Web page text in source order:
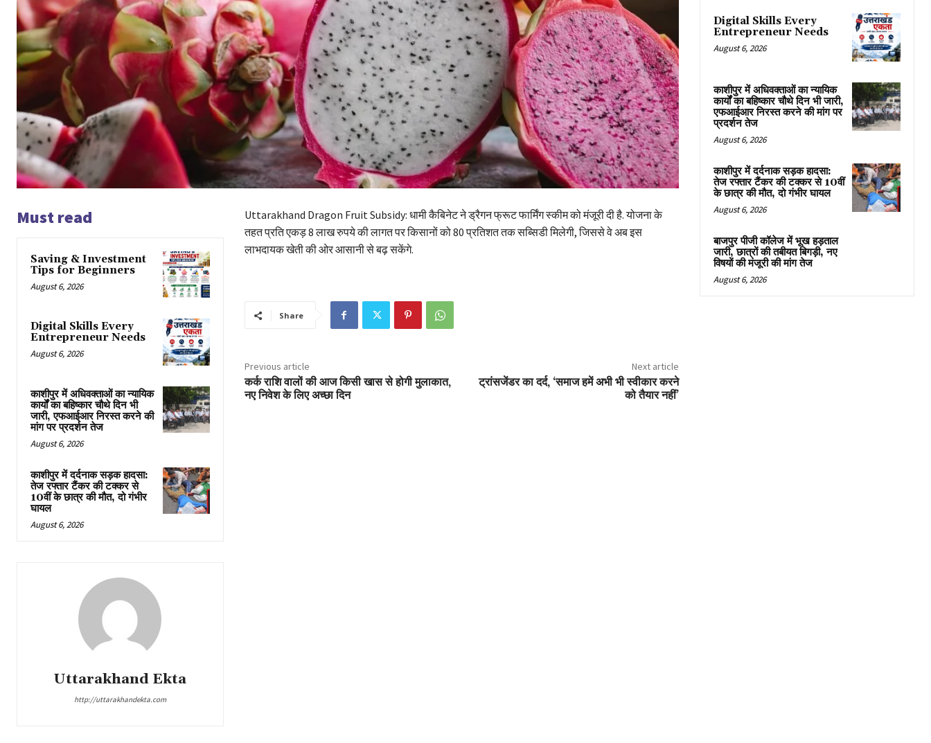
Must read
Saving & Investment
Tips for Beginners
August 6, 2026
Digital Skills Every
Entrepreneur Needs
August 6, 2026
काशीपुर में अधिवक्ताओं का न्यायिक
कार्यों का बहिष्कार चौथे दिन भी
जारी, एफआईआर निरस्त करने की
मांग पर प्रदर्शन तेज
August 6, 2026
काशीपुर में दर्दनाक सड़क हादसा:
तेज रफ्तार टैंकर की टक्कर से
10वीं के छात्र की मौत, दो गंभीर
घायल
August 6, 2026
Uttarakhand Ekta
http://uttarakhandekta.com
Uttarakhand Dragon Fruit Subsidy: धामी कैबिनेट ने ड्रैगन फ्रूट फार्मिंग स्कीम को मंजूरी दी है. योजना के
तहत प्रति एकड़ 8 लाख रुपये की लागत पर किसानों को 80 प्रतिशत तक सब्सिडी मिलेगी, जिससे वे अब इस
लाभदायक खेती की ओर आसानी से बढ़ सकेंगे.
Share
Previous article
कर्क राशि वालों की आज किसी खास से होगी मुलाकात,
नए निवेश के लिए अच्छा दिन
Next article
ट्रांसजेंडर का दर्द, ‘समाज हमें अभी भी स्वीकार करने
को तैयार नहीं’
Digital Skills Every
Entrepreneur Needs
August 6, 2026
काशीपुर में अधिवक्ताओं का न्यायिक
कार्यों का बहिष्कार चौथे दिन भी जारी,
एफआईआर निरस्त करने की मांग पर
प्रदर्शन तेज
August 6, 2026
काशीपुर में दर्दनाक सड़क हादसा:
तेज रफ्तार टैंकर की टक्कर से 10वीं
के छात्र की मौत, दो गंभीर घायल
August 6, 2026
बाजपुर पीजी कॉलेज में भूख हड़ताल
जारी, छात्रों की तबीयत बिगड़ी, नए
विषयों की मंजूरी की मांग तेज
August 6, 2026